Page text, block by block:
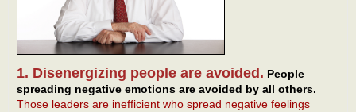
1. Disenergizing people are avoided. People
spreading negative emotions are avoided by all others.
Those leaders are inefficient who spread negative feelings